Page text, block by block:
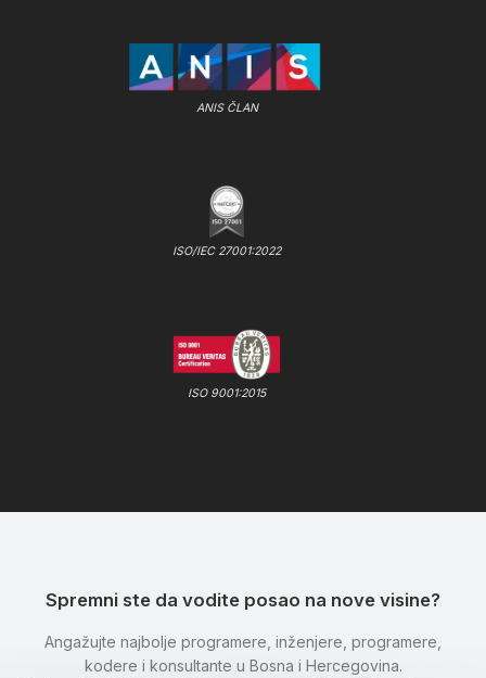
ANIS ČLAN
ISO/IEC 27001:2022
ISO 9001:2015
Spremni ste da vodite posao na nove visine?
Angažujte najbolje programere, inženjere, programere,
kodere i konsultante u Bosna i Hercegovina.